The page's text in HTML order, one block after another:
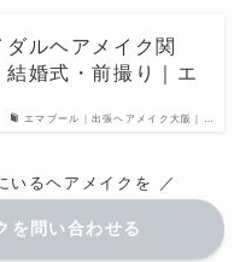
エマブール｜出張ヘアメイク大阪｜…
ダルヘアメイク関
結婚式・前撮り｜エ
いるヘアメイクを ／
を問い合わせる